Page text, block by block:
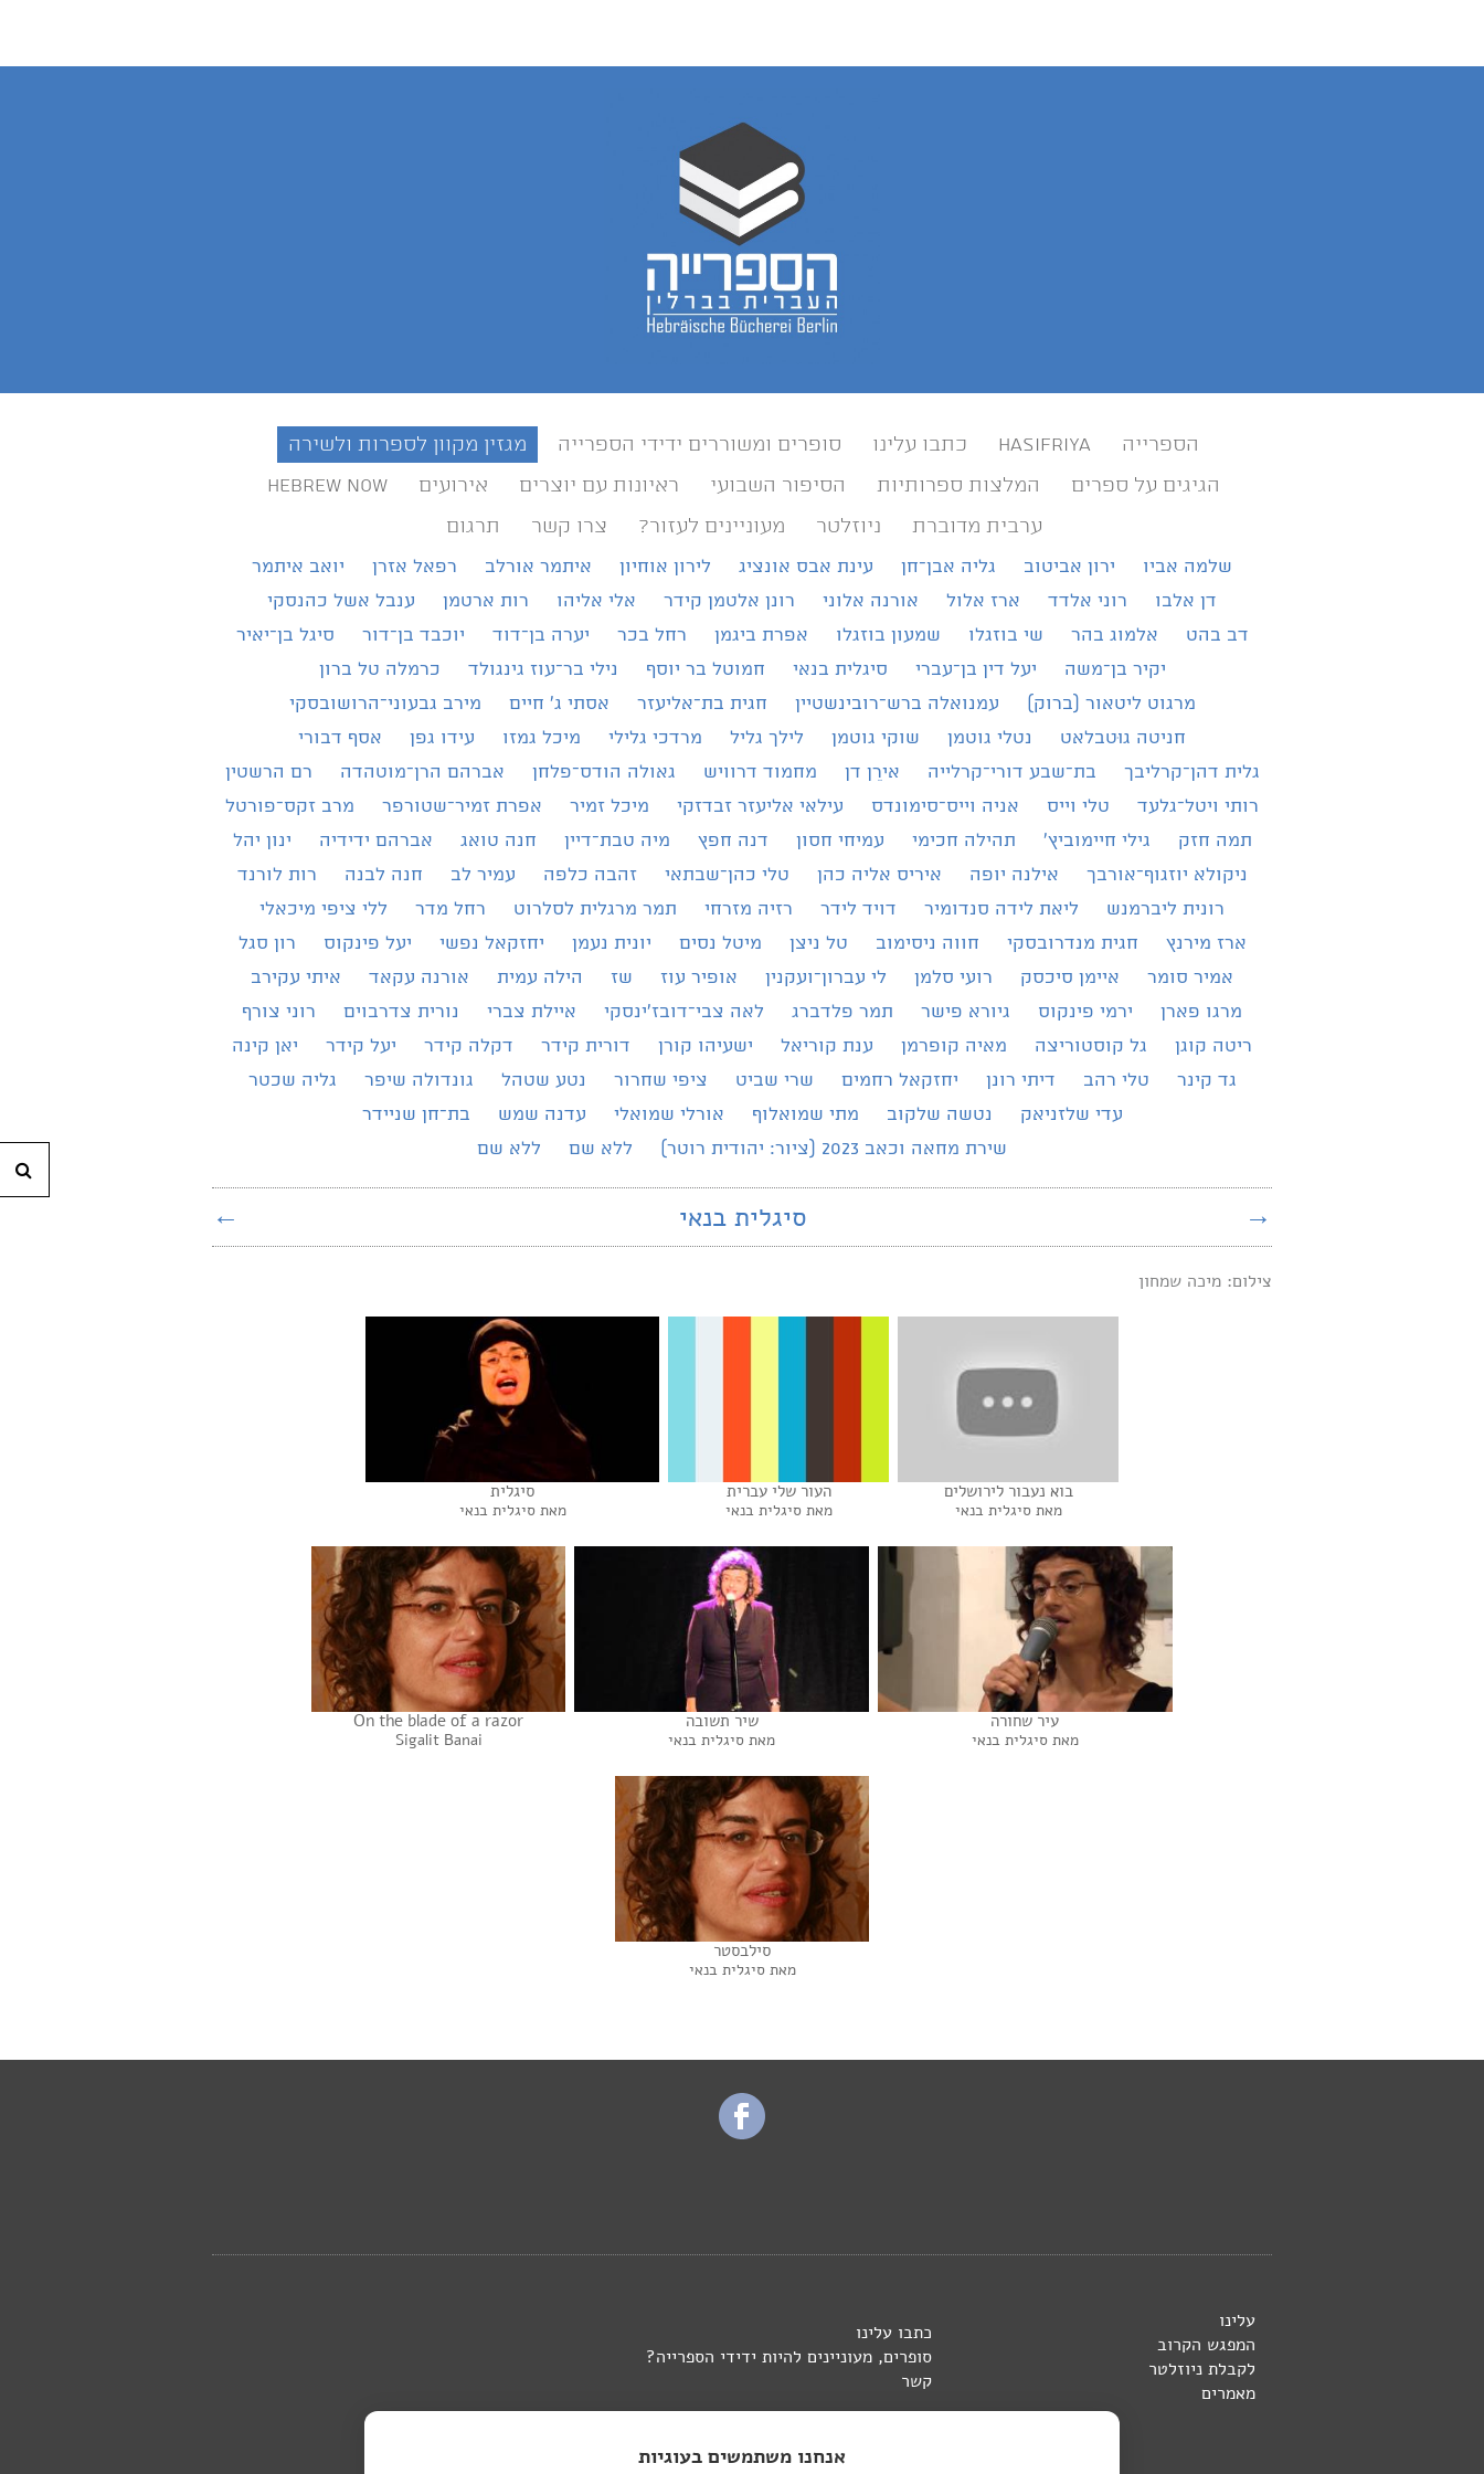
הספרייה HASIFRIYA כתבו עלינו סופרים ומשוררים ידידי הספרייה
מגזין מקוון לספרות ולשירה
הגיגים על ספרים
המלצות ספרותיות הסיפור השבועי ראיונות עם יוצרים אירועים
Hebrew Now
ערבית מדוברת
ניוזלטר מעוניינים לעזור? צרו קשר תרגום
שלמה אביו ירון אביטוב גליה אבן־חן עינת אבס אונציג לירון אוחיון איתמר אורלב רפאל אזרן
יואב איתמר
דן אלבו
רוני אלדד ארז אלול אורנה אלוני רונן אלטמן קידר אלי אליהו רות ארטמן
ענבל אשל כהנסקי
דב בהט
אלמוג בהר שי בוזגלו שמעון בוזגלו אפרת ביגמן רחל בכר יערה בן־דוד יוכבד בן־דור
סיגל בן־יאיר
יקיר בן־משה
יעל דין בן־עברי סיגלית בנאי חמוטל בר יוסף נילי בר־עוז גינגולד
כרמלה טל ברון
מרגוט ליטאור (ברוק)
עמנואלה ברש־רובינשטיין חגית בת־אליעזר אסתי ג׳ חיים
מירב גבעוני־הרושובסקי
חניטה גוּטבלאט
נטלי גוטמן שוקי גוטמן לילך גליל מרדכי גלילי מיכל גמזו עידו גפן
אסף דבורי
גלית דהן־קרליבך
בת־שבע דורי־קרלייה אירֵן דן מחמוד דרוויש גאולה הודס־פלחן אברהם הרן־מוטהדה
רם הרשטין
רותי ויטל־גלעד
טלי וייס אניה וייס־סימונדס עילאי אליעזר זבדזקי מיכל זמיר אפרת זמיר־שטורפר
מרב זקס־פורטל
תמה חזק
גילי חיימוביץ' תהילה חכימי עמיחי חסון דנה חפץ מיה טבת־דיין חנה טואג אברהם ידידיה
ינון יהל
ניקולא יוזגוף־אורבך
אילנה יופה איריס אליה כהן טלי כהן־שבתאי זהבה כלפה עמיר לב חנה לבנה
רות לורנד
רונית ליברמנש
ליאת לידה סנדומיר דויד לידר רזיה מזרחי תמר מרגלית לסלרוט רחל מדר
ללי ציפי מיכאלי
ארז מירנץ
חגית מנדרובסקי חווה ניסימוב טל ניצן מיטל נסים יונית נעמן יחזקאל נפשי יעל פינקוס
רון סגל
אמיר סומר
איימן סיכסק רועי סלמן לי עברון־ועקנין אופיר עוז שז הילה עמית אורנה עקאד
איתי עקירב
מרגו פארן
ירמי פינקוס גיורא פישר תמר פלדברג לאה צבי־דובז׳ינסקי איילת צברי נורית צדרבוים
רוני צורף
ריטה קוגן
גל קוסטוריצה מאיה קופרמן ענת קוריאל ישעיהו קורן דורית קידר דקלה קידר יעל קידר
יאן קינה
גד קינר
טלי רהב דיתי רונן יחזקאל רחמים שרי שביט ציפי שחרור נטע שטהל גונדולה שיפר
גליה שכטר
עדי שלזניאק
נטשה שלקוב מתי שמואלוף אורלי שמואלי עדנה שמש
בת־חן שניידר
שירת מחאה וכאב 2023 (ציור: יהודית רוטר)
ללא שם ללא שם
סיגלית בנאי ← →
צילום: מיכה שמחון
בוא נעבור לירושלים
מאת סיגלית בנאי
העור שלי עברית
מאת סיגלית בנאי
סיגלית
מאת סיגלית בנאי
עיר שחורה
מאת סיגלית בנאי
שיר תשובה
מאת סיגלית בנאי
On the blade of a razor
Sigalit Banai
סילבסטר
מאת סיגלית בנאי
עלינו
המפגש הקרוב
לקבלת ניוזלטר
מאמרים
כתבו עלינו
סופרים, מעוניינים להיות ידידי הספרייה?
קשר
אנחנו משתמשים בעוגיות